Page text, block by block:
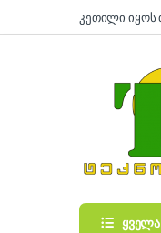
კეთილი იყოს